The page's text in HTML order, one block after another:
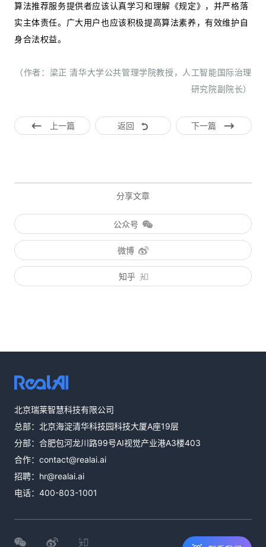
算法推荐服务提供者应该认真学习和理解《规定》，并严格落
实主体责任。广大用户也应该积极提高算法素养，有效维护自
身合法权益。
（作者：梁正 清华大学公共管理学院教授，人工智能国际治理
研究院副院长）
上一篇 返回 下一篇
分享文章
公众号
微博
知乎
北京瑞莱智慧科技有限公司
总部：北京海淀清华科技园科技大厦A座19层
分部：合肥包河龙川路99号AI视觉产业港A3楼403
合作： contact@realai.ai
招聘： hr@realai.ai
电话： 400-803-1001
邮件咨询
contact@realai.ai